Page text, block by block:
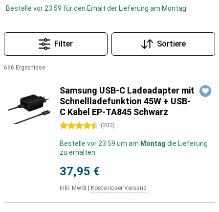
Bestelle vor 23:59 für den Erhalt der Lieferung am Montag
Filter Sortiere
666 Ergebnisse
Samsung USB-C Ladeadapter mit
Schnellladefunktion 45W + USB-
C Kabel EP-TA845 Schwarz
4.5 Sterne (203)
Bestelle vor 23:59 um am Montag die Lieferung
zu erhalten
37,95 €
Inkl. MwSt Kostenloser Versand